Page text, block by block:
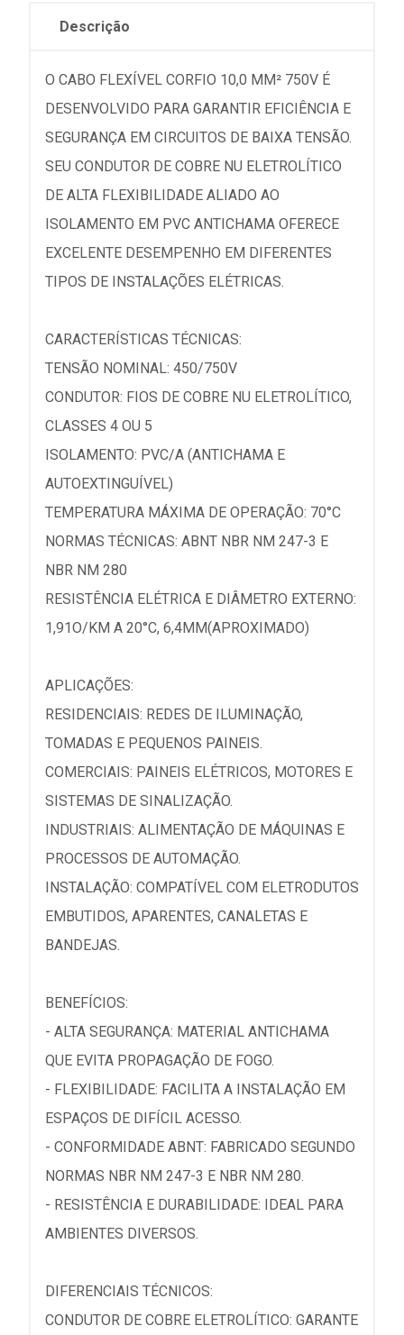
Descrição
O CABO FLEXÍVEL CORFIO 10,0 MM² 750V É
DESENVOLVIDO PARA GARANTIR EFICIÊNCIA E
SEGURANÇA EM CIRCUITOS DE BAIXA TENSÃO.
SEU CONDUTOR DE COBRE NU ELETROLÍTICO
DE ALTA FLEXIBILIDADE ALIADO AO
ISOLAMENTO EM PVC ANTICHAMA OFERECE
EXCELENTE DESEMPENHO EM DIFERENTES
TIPOS DE INSTALAÇÕES ELÉTRICAS.
CARACTERÍSTICAS TÉCNICAS:
TENSÃO NOMINAL: 450/750V
CONDUTOR: FIOS DE COBRE NU ELETROLÍTICO,
CLASSES 4 OU 5
ISOLAMENTO: PVC/A (ANTICHAMA E
AUTOEXTINGUÍVEL)
TEMPERATURA MÁXIMA DE OPERAÇÃO: 70°C
NORMAS TÉCNICAS: ABNT NBR NM 247-3 E
NBR NM 280
RESISTÊNCIA ELÉTRICA E DIÂMETRO EXTERNO:
1,91O/KM A 20°C, 6,4MM(APROXIMADO)
APLICAÇÕES:
RESIDENCIAIS: REDES DE ILUMINAÇÃO,
TOMADAS E PEQUENOS PAINEIS.
COMERCIAIS: PAINEIS ELÉTRICOS, MOTORES E
SISTEMAS DE SINALIZAÇÃO.
INDUSTRIAIS: ALIMENTAÇÃO DE MÁQUINAS E
PROCESSOS DE AUTOMAÇÃO.
INSTALAÇÃO: COMPATÍVEL COM ELETRODUTOS
EMBUTIDOS, APARENTES, CANALETAS E
BANDEJAS.
BENEFÍCIOS:
- ALTA SEGURANÇA: MATERIAL ANTICHAMA
QUE EVITA PROPAGAÇÃO DE FOGO.
- FLEXIBILIDADE: FACILITA A INSTALAÇÃO EM
ESPAÇOS DE DIFÍCIL ACESSO.
- CONFORMIDADE ABNT: FABRICADO SEGUNDO
NORMAS NBR NM 247-3 E NBR NM 280.
- RESISTÊNCIA E DURABILIDADE: IDEAL PARA
AMBIENTES DIVERSOS.
DIFERENCIAIS TÉCNICOS:
CONDUTOR DE COBRE ELETROLÍTICO: GARANTE